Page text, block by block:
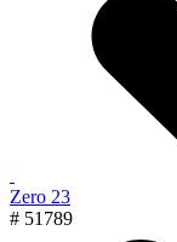
Zero 23
# 51789